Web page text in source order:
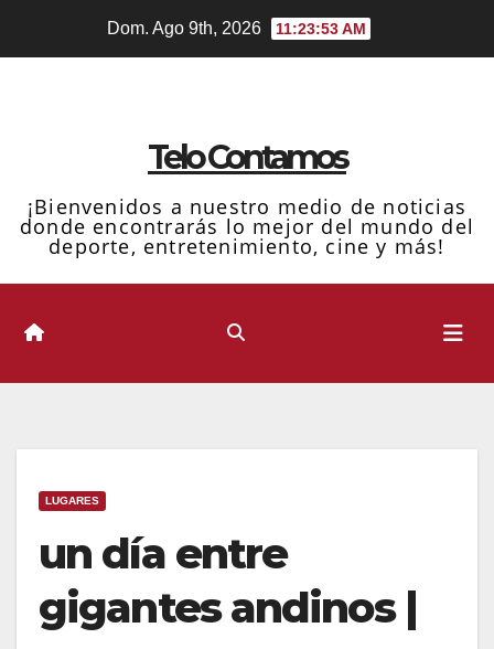
Dom. Ago 9th, 2026 11:23:54 AM
Telo Contamos
¡Bienvenidos a nuestro medio de noticias
donde encontrarás lo mejor del mundo del
deporte, entretenimiento, cine y más!
LUGARES
un día entre
gigantes andinos |